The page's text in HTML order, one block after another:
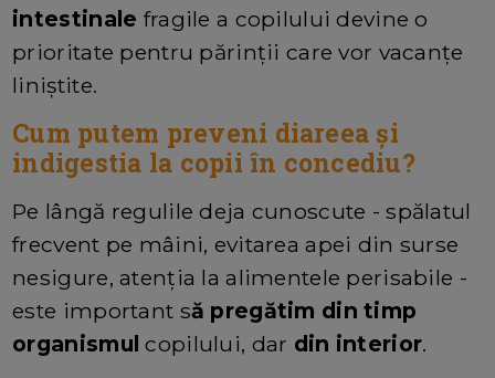
intestinale fragile a copilului devine o
prioritate pentru părinții care vor vacanțe
liniștite.
Cum putem preveni diareea și
indigestia la copii în concediu?
Pe lângă regulile deja cunoscute - spălatul
frecvent pe mâini, evitarea apei din surse
nesigure, atenția la alimentele perisabile -
este important să pregătim din timp
organismul copilului, dar din interior.